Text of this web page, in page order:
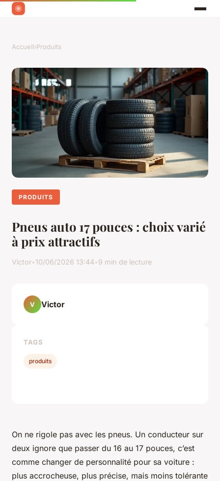
Accueil›Produits
PRODUITS
Pneus auto 17 pouces : choix varié
à prix attractifs
Victor•10/06/2026 13:44•9 min de lecture
On ne rigole pas avec les pneus. Un conducteur sur
deux ignore que passer du 16 au 17 pouces, c’est
comme changer de personnalité pour sa voiture :
plus accrocheuse, plus précise, mais moins tolérante
V Victor
TAGS
produits